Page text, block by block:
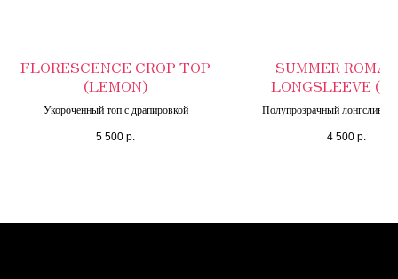
FLORESCENCE CROP TOP
(LEMON)
Укороченный топ с драпировкой
5 500 р.
SUMMER
LONGSLEEVE
Полупрозрачный лонгслив
4 500 р.